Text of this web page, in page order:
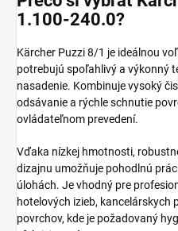
1.100-240.0?
Kärcher Puzzi 8/1 je ideálnou
potrebujú spoľahlivý a výkonný
nasadenie. Kombinuje vysoký
odsávanie a rýchle schnutie
ovládateľnom prevedení.
Vďaka nízkej hmotnosti,
dizajnu umožňuje pohodlnú
úlohách. Je vhodný pre
hotelových izieb, kancelárskych
povrchov, kde je požadovaný